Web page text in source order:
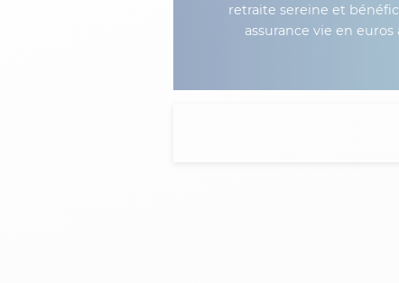
retraite sereine et
assurance vie en euros